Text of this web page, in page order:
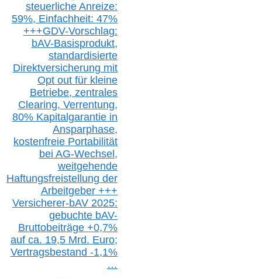
steuerliche Anreize:
59%, Einfachheit: 47%
+++GDV-Vorschlag:
bAV-Basisprodukt,
standardisierte
Direktversicherung mit
Opt outfür kleine
Betriebe, zentrales
Clearing, Verrentung,
80% Kapitalgarantie in
Ansparphase,
kostenfreie Portabilität
bei AG-Wechsel,
weitgehende
Haftungsfreistellung der
Arbeitgeber +++
Versicherer-bAV2025:
gebuchte bAV-
Bruttobeiträge +0,7%
auf ca. 19,5 Mrd. Euro;
Vertragsbestand -1,1%
…